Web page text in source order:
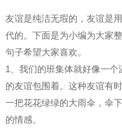
友谊是纯洁无瑕的，友谊是
代的。下面是为小编为大家
句子希望大家喜欢。
1、我们的班集体就好像一
的友谊包围着。这种友谊有
一把花花绿绿的大雨伞，伞
的情感。